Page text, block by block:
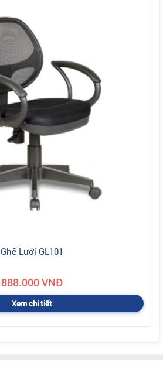
Ghế Lưới GL101
888.000 VNĐ
Xem chi tiết